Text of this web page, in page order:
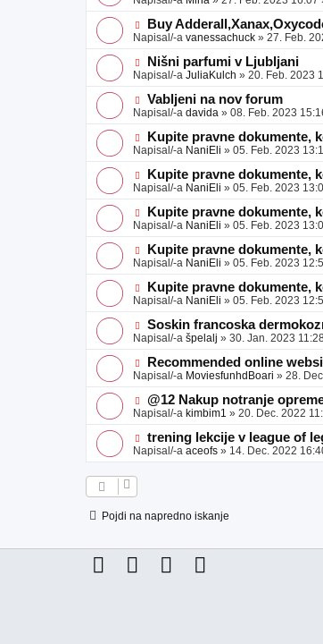
v
e
b
a
v
e
v
e
o
b
a
v
e
N
o
v
e
o
b
a
v
e
Buy
Napisal/-a vanessachuck » 27. Feb.
N
o
v
e
o
b
a
v
e
Nišni parfumi v Ljubljani
Napisal/-a JuliaKulch » 20. Feb. 2023
N
o
v
e
o
b
a
v
e
Vabljeni na nov forum
Napisal/-a davida » 08. Feb. 2023
N
o
v
e
o
b
a
v
e
Kupite pravne dokumente,
Napisal/-a NaniEli » 05. Feb. 2023
N
o
v
e
o
b
a
v
e
Kupite pravne dokumente,
Napisal/-a NaniEli » 05. Feb. 2023
N
o
v
e
o
b
a
v
e
Kupite pravne dokumente,
Napisal/-a NaniEli » 05. Feb. 2023
N
o
v
e
o
b
a
v
e
Kupite pravne dokumente,
Napisal/-a NaniEli » 05. Feb. 2023
N
o
v
e
o
b
a
v
e
Kupite pravne dokumente,
Napisal/-a NaniEli » 05. Feb. 2023
N
o
v
e
o
b
a
v
e
Soskin francoska
Napisal/-a špelalj » 30. Jan. 2023
N
o
v
e
o
b
a
v
Recommended online
Napisal/-a MoviesfunhdBoari » 28.
N
o
v
e
o
b
e
@12 Nakup notranje
Napisal/-a kimbim1 » 20. Dec. 2022
N
o
v
j
a
e
trening lekcije v league of
Napisal/-a aceofs » 14. Dec. 2022
Pojdi na napredno iskanje